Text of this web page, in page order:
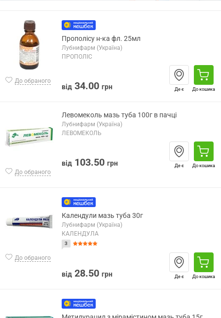
До обраного
Прополісу н-ка фл. 25мл
Лубнифарм (Україна)
ПРОПОЛІС
від 34.00 грн Де є До кошика
До обраного
Левомеколь мазь туба 100г в пачці
Лубнифарм (Україна)
ЛЕВОМЕКОЛЬ
від 103.50 грн Де є До кошика
До обраного
Календули мазь туба 30г
Лубнифарм (Україна)
КАЛЕНДУЛА
3
від 28.50 грн Де є До кошика